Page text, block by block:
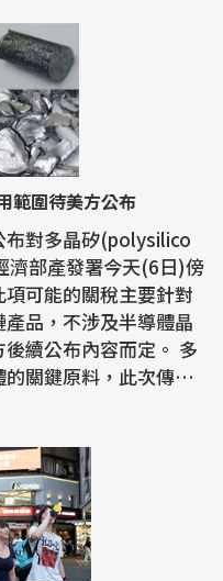
範圍待美方公布
布對多晶矽(polysilico
濟部產發署今天(6日)傍
可能的關稅主要針對
品，不涉及半導體晶
公布內容而定。 多
關鍵原料，此次傳出